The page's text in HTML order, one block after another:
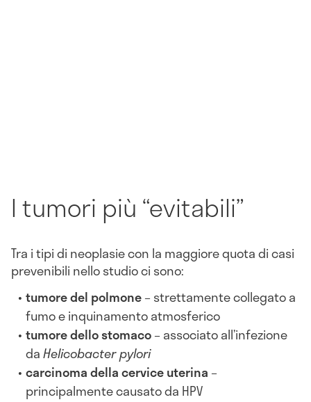
I tumori più “evitabili”
Tra i tipi di neoplasie con la maggiore quota di casi
prevenibili nello studio ci sono:
tumore del polmone– strettamente collegato a
fumo e inquinamento atmosferico
tumore dello stomaco– associato all’infezione
daHelicobacter pylori
carcinoma della cervice uterina –
principalmente causato da HPV